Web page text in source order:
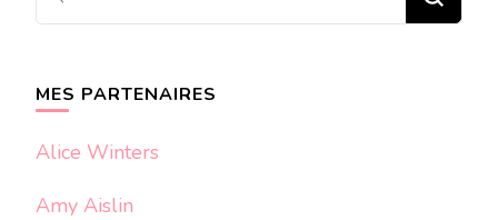
recherchiez
MES PARTENAIRES
Alice Winters
Amy Aislin